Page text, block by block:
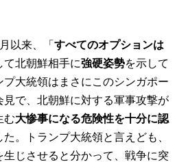
以来、「すべてのオプションは
て北朝鮮相手に強硬姿勢を示して
プ大統領はまさにこのシンガポー
見で、北朝鮮に対する軍事攻撃が
む大惨事になる危険性を十分に認
た。トランプ大統領と言えども、
じさせると分かって、戦争に突